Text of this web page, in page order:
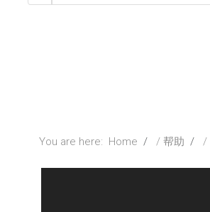
You are here: Home 帮助